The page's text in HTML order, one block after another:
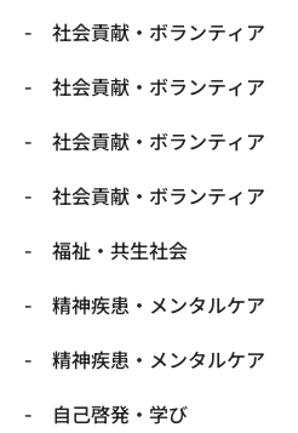
社会貢献・ボランティア
社会貢献・ボランティア
社会貢献・ボランティア
社会貢献・ボランティア
福祉・共生社会
精神疾患・メンタルケア
精神疾患・メンタルケア
自己啓発・学び